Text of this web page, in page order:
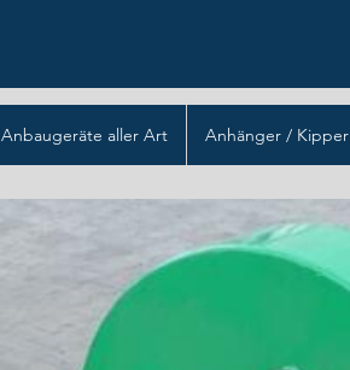
Anbaugeräte aller Art Anhänger / Kipper